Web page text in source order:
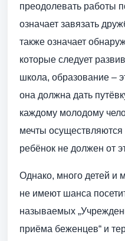
преодолевать работы
означает завязать
также означает
которые следует
школа, образование –
она должна дать
каждому молодому
мечты
ребёнок не должен от
Однако, много детей и
не имеют шанса
называемых
приёма беженцев“ и